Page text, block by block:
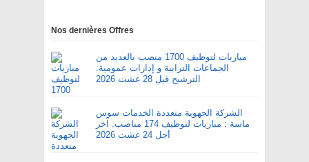
Nos dernières Offres
مباريات لتوظيف 1700 منصب بالعديد من
الجماعات الترابية و إدارات عمومية.
الترشيح قبل 28 غشت 2026
الشركة الجهوية متعددة الخدمات سوس
ماسة : مباريات لتوظيف 174 مناصب. آخر
أجل 24 غشت 2026